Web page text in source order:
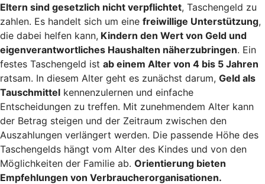
Eltern sind gesetzlich nicht verpflichtet, Taschengeld zu
zahlen. Es handelt sich um eine freiwillige Unterstützung,
die dabei helfen kann, Kindern den Wert von Geld und
eigenverantwortliches Haushalten näherzubringen. Ein
festes Taschengeld ist ab einem Alter von 4 bis 5 Jahren
ratsam. In diesem Alter geht es zunächst darum, Geld als
Tauschmittel kennenzulernen und einfache
Entscheidungen zu treffen. Mit zunehmendem Alter kann
der Betrag steigen und der Zeitraum zwischen den
Auszahlungen verlängert werden. Die passende Höhe des
Taschengelds hängt vom Alter des Kindes und von den
Möglichkeiten der Familie ab. Orientierung bieten
Empfehlungen von Verbraucherorganisationen.